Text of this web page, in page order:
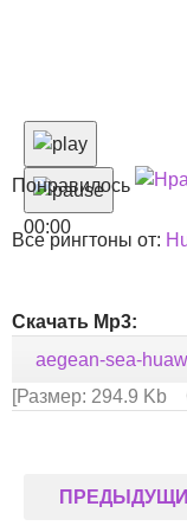
00:00
Понравилось
Все рингтоны от:
Скачать Mp3:
aegean-sea-
[Размер: 294.9 Kb